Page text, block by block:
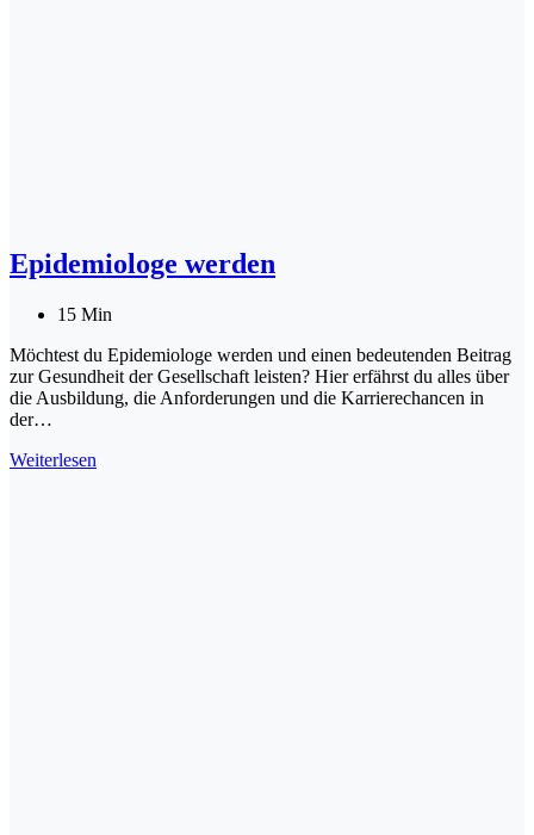
Epidemiologe werden
15 Min
Möchtest du Epidemiologe werden und einen bedeutenden Beitrag
zur Gesundheit der Gesellschaft leisten? Hier erfährst du alles über
die Ausbildung, die Anforderungen und die Karrierechancen in
der…
Weiterlesen